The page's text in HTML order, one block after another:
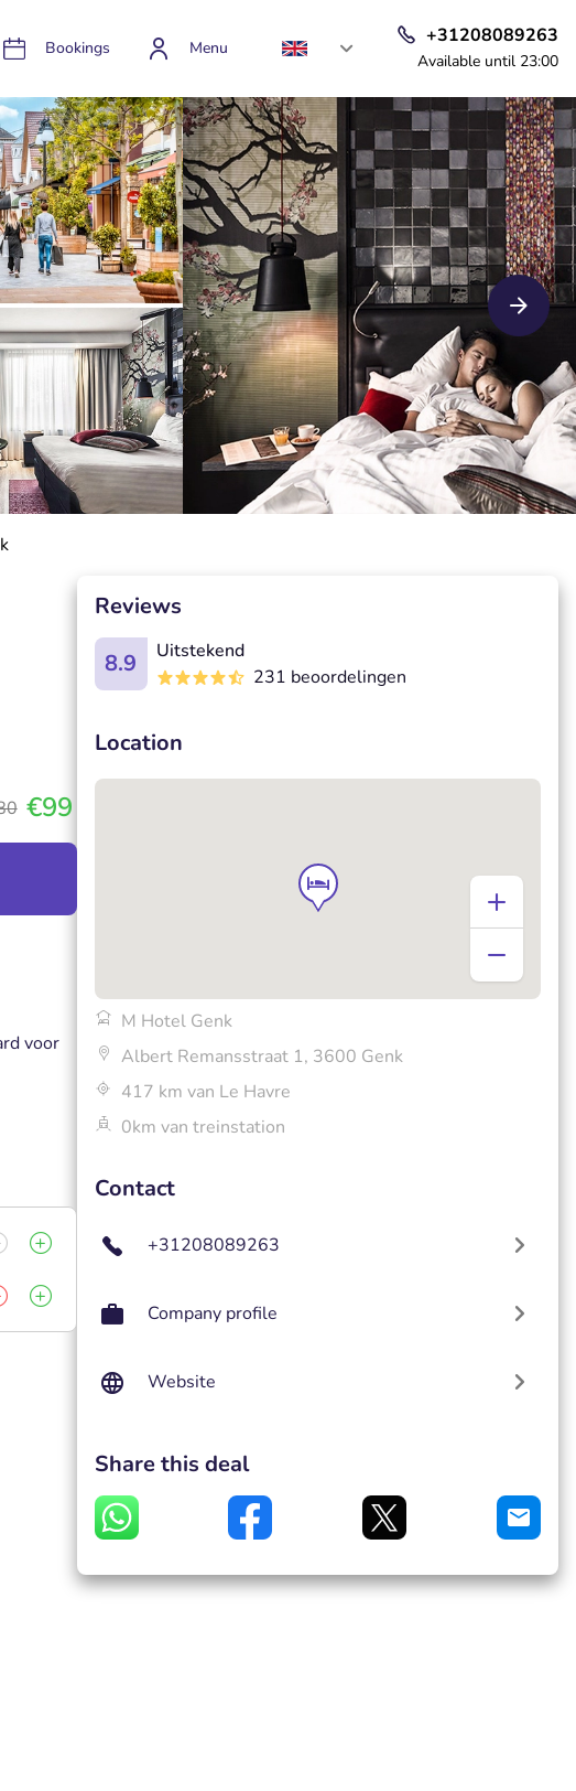
Bookings Menu
+31208089263
Available until 23:00
€99
voor
Reviews
8.9
Uitstekend
231 beoordelingen
Location
M Hotel Genk
Albert Remansstraat 1, 3600 Genk
417 km van Le Havre
0km van treinstation
Contact
+31208089263
Company profile
Website
Share this deal